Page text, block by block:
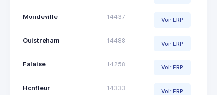
Mondeville 14437 Voir ERP
Ouistreham 14488 Voir ERP
Falaise 14258 Voir ERP
Honfleur 14333 Voir ERP